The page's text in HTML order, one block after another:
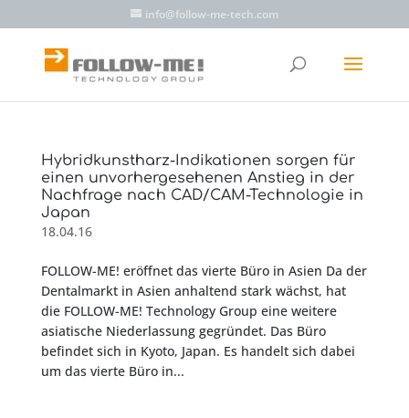
info@follow-me-tech.com
Hybridkunstharz-Indikationen sorgen für
einen unvorhergesehenen Anstieg in der
Nachfrage nach CAD/CAM-Technologie in
Japan
18.04.16
FOLLOW-ME! eröffnet das vierte Büro in Asien Da der
Dentalmarkt in Asien anhaltend stark wächst, hat
die FOLLOW-ME! Technology Group eine weitere
asiatische Niederlassung gegründet. Das Büro
befindet sich in Kyoto, Japan. Es handelt sich dabei
um das vierte Büro in...